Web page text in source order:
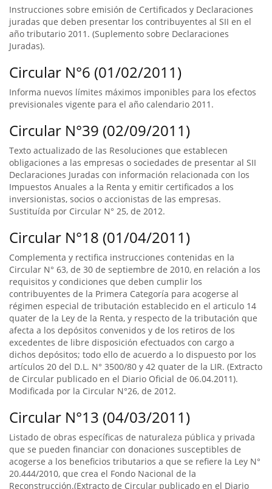
Instrucciones sobre emisión de Certificados y Declaraciones
juradas que deben presentar los contribuyentes al SII en el
año tributario 2011. (Suplemento sobre Declaraciones
Juradas).
Circular N°6 (01/02/2011)
Informa nuevos límites máximos imponibles para los efectos
previsionales vigente para el año calendario 2011.
Circular N°39 (02/09/2011)
Texto actualizado de las Resoluciones que establecen
obligaciones a las empresas o sociedades de presentar al SII
Declaraciones Juradas con información relacionada con los
Impuestos Anuales a la Renta y emitir certificados a los
inversionistas, socios o accionistas de las empresas.
Sustituída por Circular N° 25, de 2012.
Circular N°18 (01/04/2011)
Complementa y rectifica instrucciones contenidas en la
Circular N° 63, de 30 de septiembre de 2010, en relación a los
requisitos y condiciones que deben cumplir los
contribuyentes de la Primera Categoría para acogerse al
régimen especial de tributación establecido en el articulo 14
quater de la Ley de la Renta, y respecto de la tributación que
afecta a los depósitos convenidos y de los retiros de los
excedentes de libre disposición efectuados con cargo a
dichos depósitos; todo ello de acuerdo a lo dispuesto por los
artículos 20 del D.L. N° 3500/80 y 42 quater de la LIR. (Extracto
de Circular publicado en el Diario Oficial de 06.04.2011).
Modificada por la Circular N°26, de 2012.
Circular N°13 (04/03/2011)
Listado de obras específicas de naturaleza pública y privada
que se pueden financiar con donaciones susceptibles de
acogerse a los beneficios tributarios a que se refiere la Ley N°
20.444/2010, que crea el Fondo Nacional de la
Reconstrucción.(Extracto de Circular publicado en el Diario